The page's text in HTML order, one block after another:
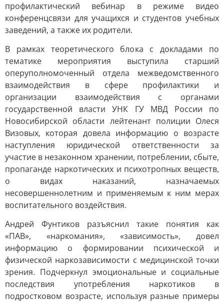
профилактический вебинар в режиме видео
конференцсвязи для учащихся и студентов учебных
заведений, а также их родители.
В рамках теоретического блока с докладами по
тематике мероприятия выступила старший
оперуполномоченный отдела межведомственного
взаимодействия в сфере профилактики и
организации взаимодействия с органами
государственной власти УНК ГУ МВД России по
Новосибирской области лейтенант полиции Олеся
Визовых, которая довела информацию о возрасте
наступления юридической ответственности за
участие в незаконном хранении, потреблении, сбыте,
пропаганде наркотических и психотропных веществ,
о видах наказаний, назначаемых
несовершеннолетним и применяемым к ним мерах
воспитательного воздействия.
Андрей Фунтиков разъяснил такие понятия как
«ПАВ», «наркомания», «зависимость», довел
информацию о формировании психической и
физической наркозависимости с медицинской точки
зрения. Подчеркнул эмоциональные и социальные
последствия употребления наркотиков в
подростковом возрасте, используя разные примеры